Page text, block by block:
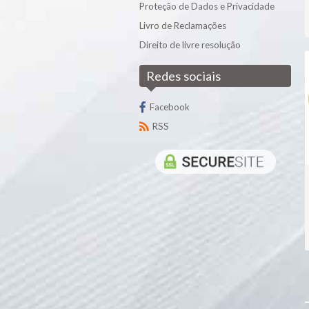
Queijo Outros
Chá
Chocolates
Conservas
Farinha Pequeno Almoço
Novilho
Proteção de Dados e Privacidade
Livro de Reclamações
Direito de livre resolução
Redes sociais
Facebook
RSS